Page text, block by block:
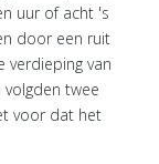
uur of acht 's
door een ruit
verdieping van
twee
voor dat het